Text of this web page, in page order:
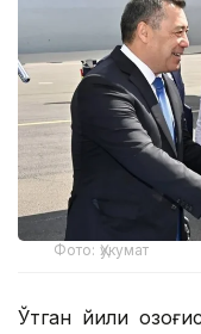
Фото: Ҳукумат
Ўтган йили